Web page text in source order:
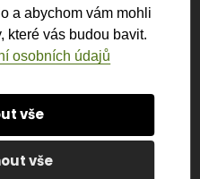
I PLATBY
JE ÚSTAVNÍ
VYŘADIL
Obecné, Služby
a abychom vám mohli
které vás budou bavit.
osobních údajů
vše
vše